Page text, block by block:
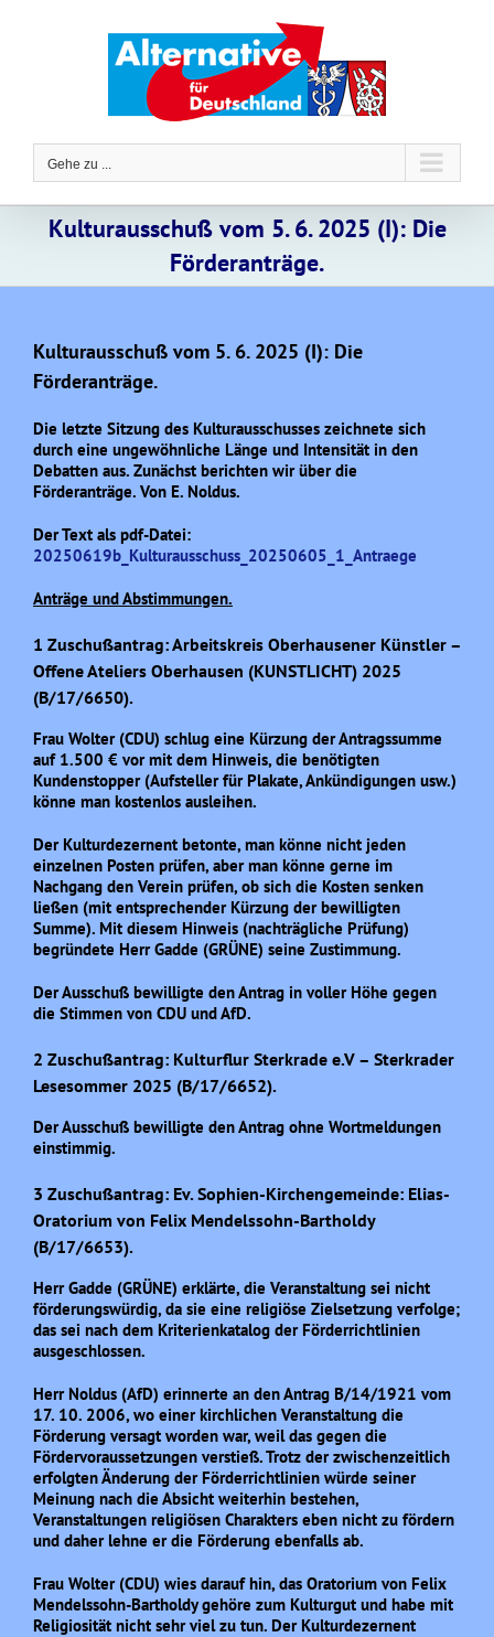
Gehe zu ...
Kulturausschuß vom 5. 6. 2025 (I): Die
Förderanträge.
Kulturausschuß vom 5. 6. 2025 (I): Die
Förderanträge.
Die letzte Sitzung des Kulturausschusses zeichnete sich
durch eine ungewöhnliche Länge und Intensität in den
Debatten aus. Zunächst berichten wir über die
Förderanträge. Von E. Noldus.
Der Text als pdf-Datei:
20250619b_Kulturausschuss_20250605_1_Antraege
Anträge und Abstimmungen.
1 Zuschußantrag: Arbeitskreis Oberhausener Künstler –
Offene Ateliers Oberhausen (KUNSTLICHT) 2025
(B/17/6650).
Frau Wolter (CDU) schlug eine Kürzung der Antragssumme
auf 1.500 € vor mit dem Hinweis, die benötigten
Kundenstopper (Aufsteller für Plakate, Ankündigungen usw.)
könne man kostenlos ausleihen.
Der Kulturdezernent betonte, man könne nicht jeden
einzelnen Posten prüfen, aber man könne gerne im
Nachgang den Verein prüfen, ob sich die Kosten senken
ließen (mit entsprechender Kürzung der bewilligten
Summe). Mit diesem Hinweis (nachträgliche Prüfung)
begründete Herr Gadde (GRÜNE) seine Zustimmung.
Der Ausschuß bewilligte den Antrag in voller Höhe gegen
die Stimmen von CDU und AfD.
2 Zuschußantrag: Kulturflur Sterkrade e.V – Sterkrader
Lesesommer 2025 (B/17/6652).
Der Ausschuß bewilligte den Antrag ohne Wortmeldungen
einstimmig.
3 Zuschußantrag: Ev. Sophien-Kirchengemeinde: Elias-
Oratorium von Felix Mendelssohn-Bartholdy
(B/17/6653).
Herr Gadde (GRÜNE) erklärte, die Veranstaltung sei nicht
förderungswürdig, da sie eine religiöse Zielsetzung verfolge;
das sei nach dem Kriterienkatalog der Förderrichtlinien
ausgeschlossen.
Herr Noldus (AfD) erinnerte an den Antrag B/14/1921 vom
17. 10. 2006, wo einer kirchlichen Veranstaltung die
Förderung versagt worden war, weil das gegen die
Fördervoraussetzungen verstieß. Trotz der zwischenzeitlich
erfolgten Änderung der Förderrichtlinien würde seiner
Meinung nach die Absicht weiterhin bestehen,
Veranstaltungen religiösen Charakters eben nicht zu fördern
und daher lehne er die Förderung ebenfalls ab.
Frau Wolter (CDU) wies darauf hin, das Oratorium von Felix
Mendelssohn-Bartholdy gehöre zum Kulturgut und habe mit
Religiosität nicht sehr viel zu tun. Der Kulturdezernent